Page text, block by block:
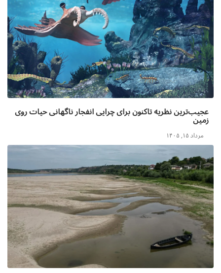
عجیب‌ترین نظریه تاکنون برای چرایی انفجار ناگهانی حیات روی
زمین
مرداد ۱۵, ۱۴۰۵